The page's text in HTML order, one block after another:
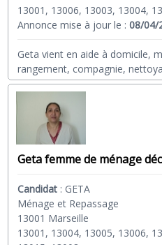
13001, 13006, 13003, 13004,
Annonce mise à jour le :08/04/
Geta vient en aide à domicile,
rangement, compagnie,
Geta femme de ménage
Candidat : GETA
Ménage et Repassage
13001 Marseille
13001, 13004, 13005, 13006,